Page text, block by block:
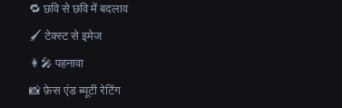
🔁 छवि से छवि में बदलाव
🖌️ टेक्स्ट से इमेज
👩‍🎤 पहनावा
📸 फ़ेस एंड ब्यूटी रेटिंग